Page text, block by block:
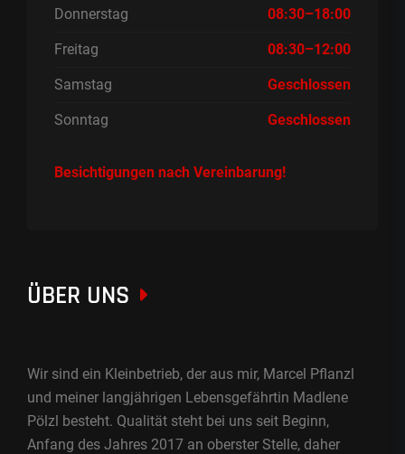
Donnerstag 08:30–18:00
Freitag 08:30–12:00
Samstag Geschlossen
Sonntag Geschlossen
Besichtigungen nach Vereinbarung!
ÜBER UNS
Wir sind ein Kleinbetrieb, der aus mir, Marcel Pflanzl
und meiner langjährigen Lebensgefährtin Madlene
Pölzl besteht. Qualität steht bei uns seit Beginn,
Anfang des Jahres 2017 an oberster Stelle, daher